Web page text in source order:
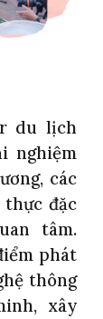
du lịch
nghiệm
các
thực đặc
tâm.
phát
thông
xây